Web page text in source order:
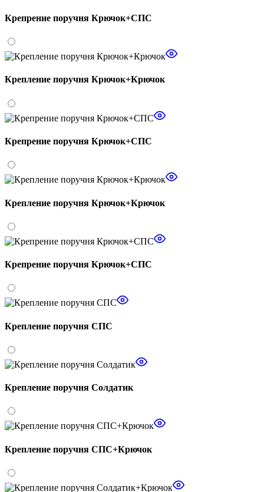
Крепрение поручня Крючок+СПС
Крепление поручня Крючок+Крючок
Крепрение поручня Крючок+СПС
Крепление поручня Крючок+Крючок
Крепрение поручня Крючок+СПС
Крепление поручня СПС
Крепление поручня Солдатик
Крепление поручня СПС+Крючок